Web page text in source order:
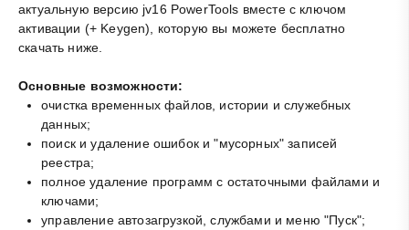
актуальную версию jv16 PowerTools вместе с ключом
активации (+ Keygen), которую вы можете бесплатно
скачать ниже.
Основные возможности:
очистка временных файлов, истории и служебных
данных;
поиск и удаление ошибок и "мусорных" записей
реестра;
полное удаление программ с остаточными файлами и
ключами;
управление автозагрузкой, службами и меню "Пуск";